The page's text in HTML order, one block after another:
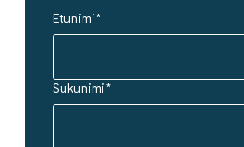
Etunimi*
Sukunimi*